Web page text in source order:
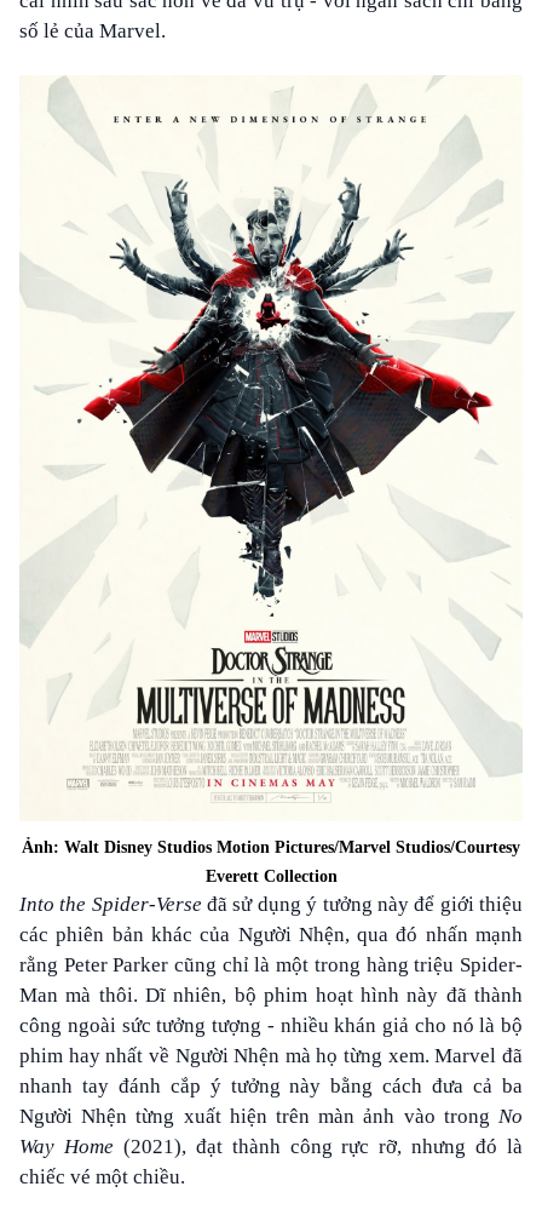
số lẻ của Marvel.
Ảnh: Walt Disney Studios Motion Pictures/Marvel Studios/Courtesy
Everett Collection
Into the Spider-Verseđã sử dụng ý tưởng này để giới thiệu
các phiên bản khác của Người Nhện, qua đó nhấn mạnh
rằng Peter Parker cũng chỉ là một trong hàng triệu Spider-
Man mà thôi. Dĩ nhiên, bộ phim hoạt hình này đã thành
công ngoài sức tưởng tượng - nhiều khán giả cho nó là bộ
phim hay nhất về Người Nhện mà họ từng xem. Marvel đã
nhanh tay đánh cắp ý tưởng này bằng cách đưa cả ba
Người Nhện từng xuất hiện trên màn ảnh vào trong No
Way Home (2021), đạt thành công rực rỡ, nhưng đó là
chiếc vé một chiều.